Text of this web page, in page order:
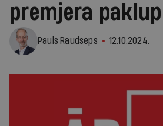
premjera
Pauls Raudseps 12.10.2024.